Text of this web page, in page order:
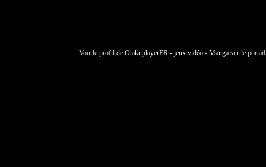
Voir le profil de OtakuplayerFR - jeux vidéo - Manga sur le